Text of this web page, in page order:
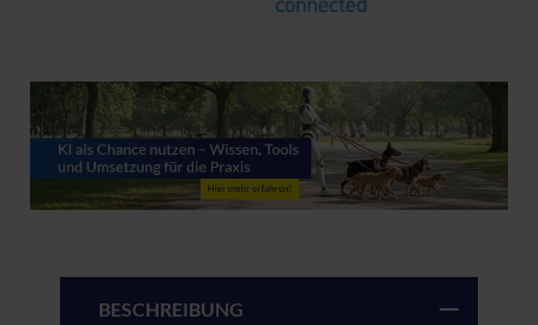
BESCHREIBUNG